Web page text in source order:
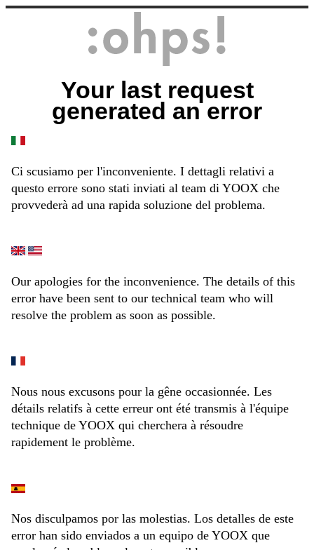
Your last request
generated an error
Ci scusiamo per l'inconveniente. I dettagli relativi a
questo errore sono stati inviati al team di YOOX che
provvederà ad una rapida soluzione del problema.
Our apologies for the inconvenience. The details of this
error have been sent to our technical team who will
resolve the problem as soon as possible.
Nous nous excusons pour la gêne occasionnée. Les
détails relatifs à cette erreur ont été transmis à l'équipe
technique de YOOX qui cherchera à résoudre
rapidement le problème.
Nos disculpamos por las molestias. Los detalles de este
error han sido enviados a un equipo de YOOX que